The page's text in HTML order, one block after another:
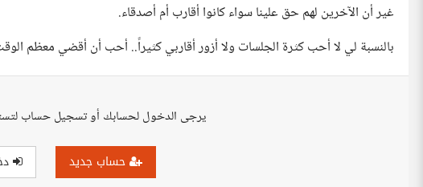
غير أن الآخرين لهم حق علينا سواء كانوا أقارب أم أصدقاء.
بالنسبة لي لا أحب كثرة الجلسات ولا أزور أقاربي كثيراً.. أحب أن أقضي معظم
يرجى الدخول لحسابك أو تسجيل حساب
حساب جديد